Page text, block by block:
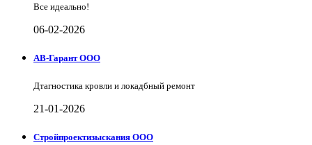
Все идеально!
06-02-2026
АВ-Гарант ООО
Дтагностика кровли и локадбный ремонт
21-01-2026
Стройпроектизыскания ООО